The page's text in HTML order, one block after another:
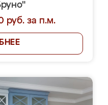
руб. за п.м.